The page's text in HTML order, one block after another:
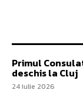
Primul
deschis la Cluj
24 iulie 2026